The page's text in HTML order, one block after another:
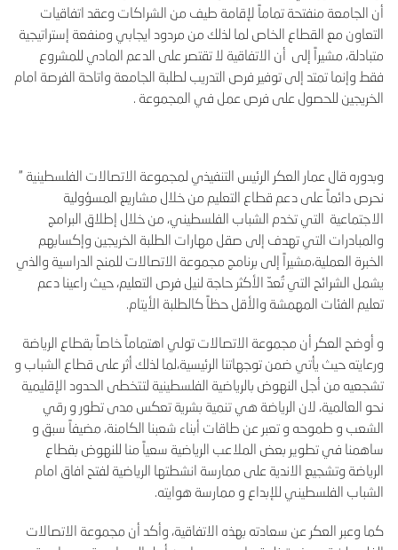
أن الجامعة منفتحة تماماً لإقامة طيف من الشراكات وعقد اتفاقيات
التعاون مع القطاع الخاص لما لذلك من مردود ايجابي ومنفعة إستراتيجية
متبادلة، مشيراً إلى أن الاتفاقية لا تقتصر على الدعم المادي للمشروع
فقط وإنما تمتد إلى توفير فرص التدريب لطلبة الجامعة واتاحة الفرصة امام
الخريجين للحصول على فرص عمل في المجموعة .
وبدوره قال عمار العكر الرئيس التنفيذي لمجموعة الاتصالات الفلسطينية "
نحرص دائماً على دعم قطاع التعليم من خلال مشاريع المسؤولية
الاجتماعية التي تخدم الشباب الفلسطيني، من خلال إطلاق البرامج
والمبادرات التي تهدف إلى صقل مهارات الطلبة الخريجين وإكسابهم
الخبرة العملية،مشيراً إلى برنامج مجموعة الاتصالات للمنح الدراسية والذي
يشمل الشرائح التي تُعدّ الأكثر حاجة لنيل فرص التعليم، حيث راعينا دعم
تعليم الفئات المهمشة والأقل حظاً كالطلبة الأيتام.
و أوضح العكر أن مجموعة الاتصالات تولي اهتماماً خاصاً بقطاع الرياضة
ورعايته حيث يأتي ضمن توجهاتنا الرئيسية،لما لذلك أثر على قطاع الشباب و
تشجعيه من أجل النهوض بالرياضية الفلسطينية لتتخطى الحدود الإقليمية
نحو العالمية، لان الرياضة هي تنمية بشرية تعكس مدى تطور و رقي
الشعب و طموحه و تعبر عن طاقات أبناء شعبنا الكامنة، مضيفاً سبق و
ساهمنا في تطوير بعض الملاعب الرياضية سعياً منا للنهوض بقطاع
الرياضة وتشجيع الاندية على ممارسة انشطتها الرياضية لفتح افاق امام
الشباب الفلسطيني للإبداع و ممارسة هوايته.
كما وعبر العكر عن سعادته بهذه الاتفاقية، وأكد أن مجموعة الاتصالات